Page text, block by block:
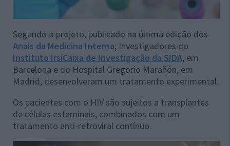
Segundo o projeto, publicado na última edição dos
Anais da Medicina Interna; Investigadores do
Instituto IrsiCaixa de Investigação da SIDA, em
Barcelona ​​e do Hospital Gregorio Marañón, em
Madrid, desenvolveram um tratamento experimental.
Os pacientes com o HIV são sujeitos a transplantes
de células estaminais, combinados com um
tratamento anti-retroviral contínuo.